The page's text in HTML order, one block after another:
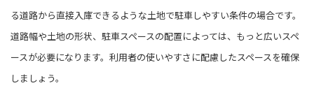
る道路から直接入庫できるような土地で駐車しやすい条件の場合です。
道路幅や土地の形状、駐車スペースの配置によっては、もっと広いスペ
ースが必要になります。利用者の使いやすさに配慮したスペースを確保
しましょう。